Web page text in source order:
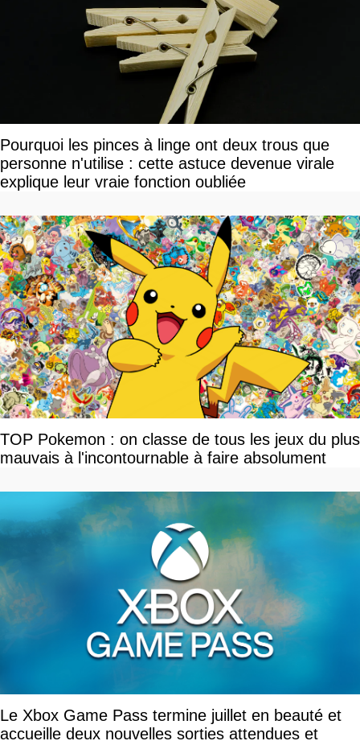
Pourquoi les pinces à linge ont deux trous que
personne n'utilise : cette astuce devenue virale
explique leur vraie fonction oubliée
TOP Pokemon : on classe de tous les jeux du plus
mauvais à l'incontournable à faire absolument
Le Xbox Game Pass termine juillet en beauté et
accueille deux nouvelles sorties attendues et